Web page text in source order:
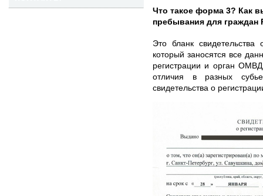
Что такое форма 3? Как
пребывания для граждан
Это бланк
который заносятся все
регистрации и орган
отличия в разных
свидетельства о